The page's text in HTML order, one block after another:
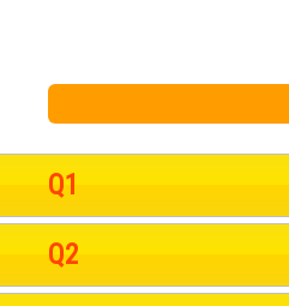
Q1
Q2
会社案内・会社概要